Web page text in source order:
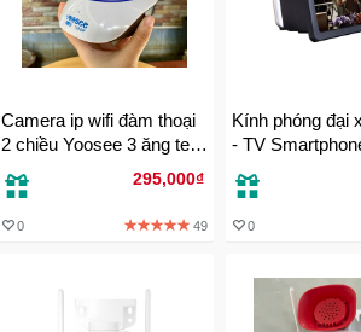
Camera ip wifi đàm thoại
2 chiều Yoosee 3 ăng ten
FullHD 2MP chất lượng
1080
295,000₫
0 49
Kính phóng đại
- TV
Magnifier xem
phong cách
0